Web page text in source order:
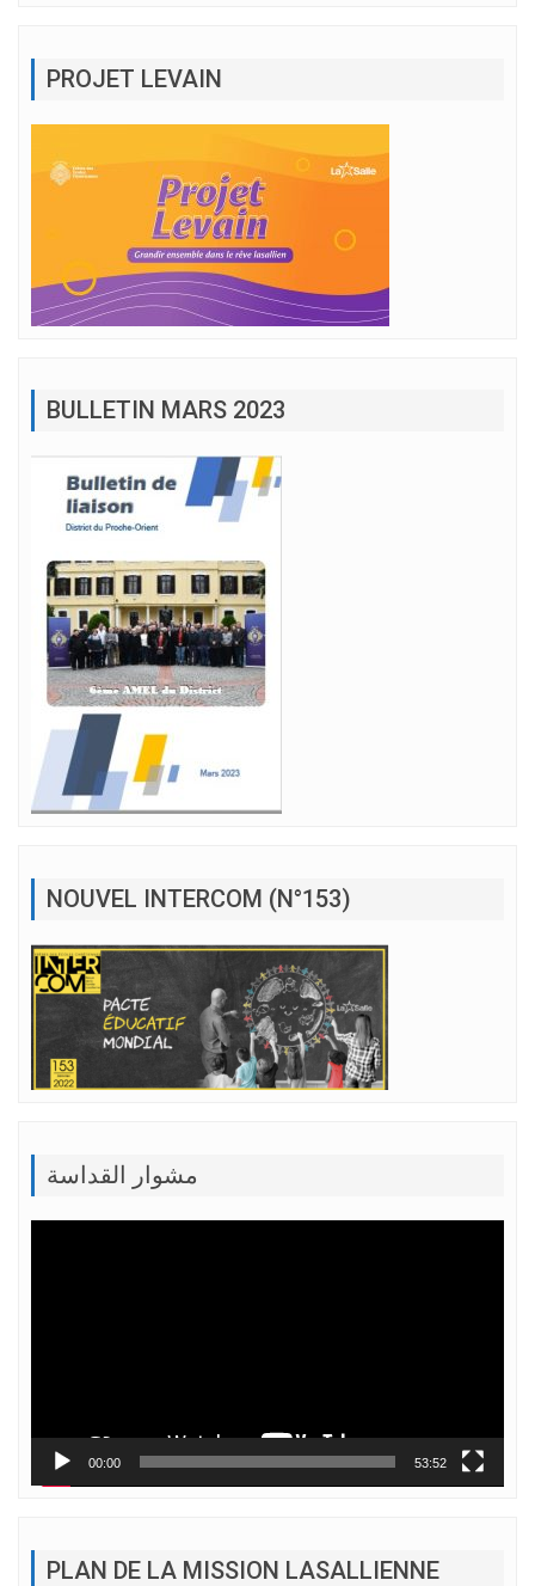
PROJET LEVAIN
BULLETIN MARS 2023
NOUVEL INTERCOM (N°153)
مشوار القداسة
00:00 53:52
PLAN DE LA MISSION LASALLIENNE